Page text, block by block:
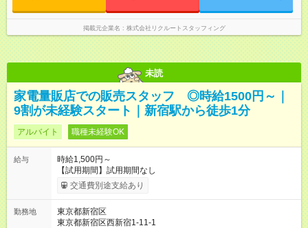
掲載元企業名 株式会社リクルートスタッフィング
未読
家電量販店での販売スタッフ ◎時給1500円～｜
9割が未経験スタート｜新宿駅から徒歩1分
アルバイト 職種未経験OK
給与
時給1,500円～
【試用期間】試用期間なし
交通費別途支給あり
勤務地
東京都新宿区
東京都新宿区西新宿1-11-1